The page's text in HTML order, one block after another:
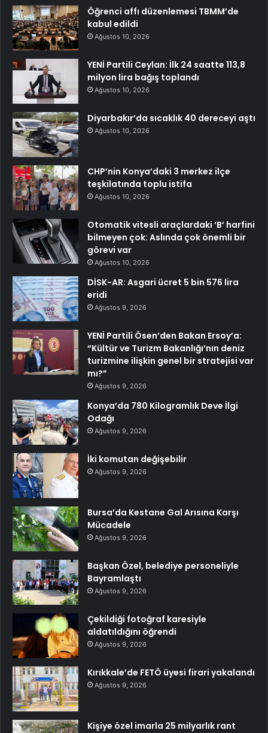
Öğrenci affı düzenlemesi TBMM’de
kabul edildi
Ağustos 10, 2026
YENİ Partili Ceylan: İlk 24 saatte 113,8
milyon lira bağış toplandı
Ağustos 10, 2026
Diyarbakır’da sıcaklık 40 dereceyi aştı
Ağustos 10, 2026
CHP’nin Konya’daki 3 merkez ilçe
teşkilatında toplu istifa
Ağustos 10, 2026
Otomatik vitesli araçlardaki ‘B’ harfini
bilmeyen çok: Aslında çok önemli bir
görevi var
Ağustos 10, 2026
DİSK-AR: Asgari ücret 5 bin 576 lira
eridi
Ağustos 9, 2026
YENİ Partili Ösen’den Bakan Ersoy’a:
“Kültür ve Turizm Bakanlığı’nın deniz
turizmine ilişkin genel bir stratejisi var
mı?”
Ağustos 9, 2026
Konya’da 780 Kilogramlık Deve İlgi
Odağı
Ağustos 9, 2026
İki komutan değişebilir
Ağustos 9, 2026
Bursa’da Kestane Gal Arısına Karşı
Mücadele
Ağustos 9, 2026
Başkan Özel, belediye personeliyle
Bayramlaştı
Ağustos 9, 2026
Çekildiği fotoğraf karesiyle
aldatıldığını öğrendi
Ağustos 9, 2026
Kırıkkale’de FETÖ üyesi firari yakalandı
Ağustos 9, 2026
Kişiye özel imarla 25 milyarlık rant